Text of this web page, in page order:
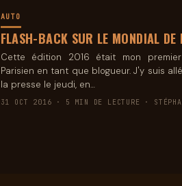
AUTO
FLASH-BACK SUR LE MONDIAL DE
Cette édition 2016 était mon
Parisien en tant que blogueur. J'y suis
la presse le jeudi, en…
31 OCT 2016 · 5 MIN DE LECTURE ·